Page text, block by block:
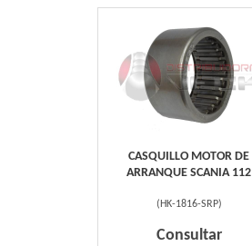
CASQUILLO MOTOR DE
ARRANQUE SCANIA 112
( HK-1816-SRP)
Consultar